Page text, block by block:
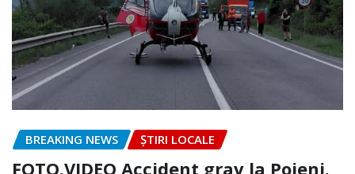
BREAKING NEWS ȘTIRI LOCALE
FOTO.VIDEO Accident grav la Poieni.